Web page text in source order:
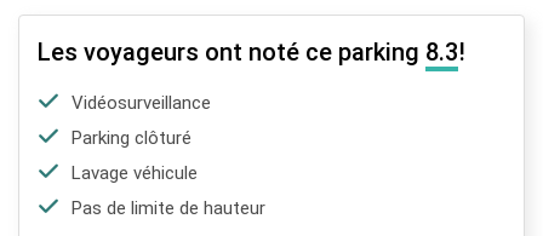
Les voyageurs ont noté ce parking 8.3!
Vidéosurveillance
Parking clôturé
Lavage véhicule
Pas de limite de hauteur